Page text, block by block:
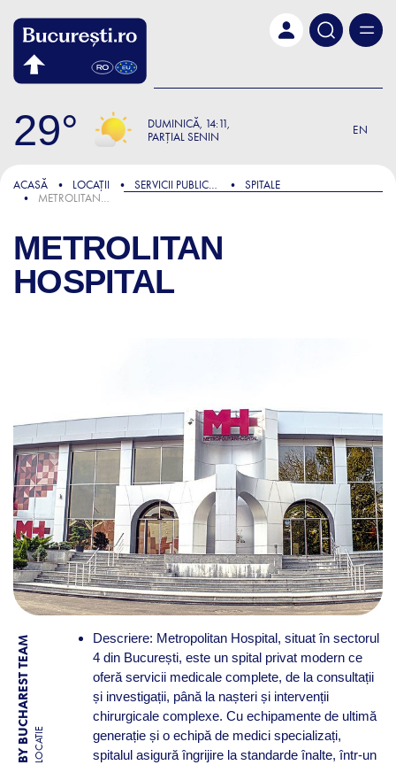
29 DUMINICĂ 14:11
PARȚIAL SENIN
EN
ACASĂ LOCAȚII SERVICII PUBLICE ȘI ADMINISTRATIVE
SPITALE
METROLITAN HOSPITAL
METROLITAN
HOSPITAL
BY BUCHAREST TEAM LOCATIE
Descriere: Metropolitan Hospital, situat în sectorul
4 din București, este un spital privat modern ce
oferă servicii medicale complete, de la consultații
și investigații, până la nașteri și intervenții
chirurgicale complexe. Cu echipamente de ultimă
generație și o echipă de medici specializați,
spitalul asigură îngrijire la standarde înalte, într-un